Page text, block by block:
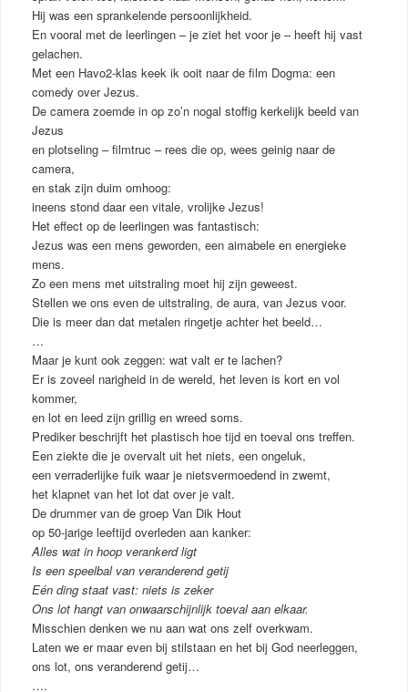
Hij was een sprankelende persoonlijkheid.
En vooral met de leerlingen – je ziet het voor je – heeft hij vast
gelachen.
Met een Havo2-klas keek ik ooit naar de film Dogma: een
comedy over Jezus.
De camera zoemde in op zo’n nogal stoffig kerkelijk beeld van
Jezus
en plotseling – filmtruc – rees die op, wees geinig naar de
camera,
en stak zijn duim omhoog:
ineens stond daar een vitale, vrolijke Jezus!
Het effect op de leerlingen was fantastisch:
Jezus was een mens geworden, een aimabele en energieke
mens.
Zo een mens met uitstraling moet hij zijn geweest.
Stellen we ons even de uitstraling, de aura, van Jezus voor.
Die is meer dan dat metalen ringetje achter het beeld…
…
Maar je kunt ook zeggen: wat valt er te lachen?
Er is zoveel narigheid in de wereld, het leven is kort en vol
kommer,
en lot en leed zijn grillig en wreed soms.
Prediker beschrijft het plastisch hoe tijd en toeval ons treffen.
Een ziekte die je overvalt uit het niets, een ongeluk,
een verraderlijke fuik waar je nietsvermoedend in zwemt,
het klapnet van het lot dat over je valt.
De drummer van de groep Van Dik Hout
op 50-jarige leeftijd overleden aan kanker:
Alles wat in hoop verankerd ligt
Is een speelbal van veranderend getij
Eén ding staat vast: niets is zeker
Ons lot hangt van onwaarschijnlijk toeval aan elkaar.
Misschien denken we nu aan wat ons zelf overkwam.
Laten we er maar even bij stilstaan en het bij God neerleggen,
ons lot, ons veranderend getij…
….